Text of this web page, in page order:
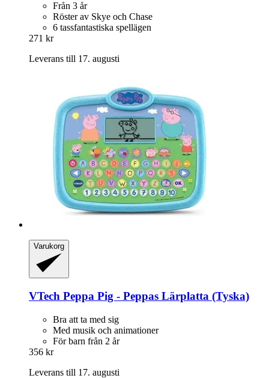
Från 3 år
Röster av Skye och Chase
6 tassfantastiska spellägen
271 kr
Leverans till 17. augusti
Varukorg
VTech Peppa Pig -​ Peppas Lärplatta (Tyska)
Bra att ta med sig
Med musik och animationer
För barn från 2 år
356 kr
Leverans till 17. augusti